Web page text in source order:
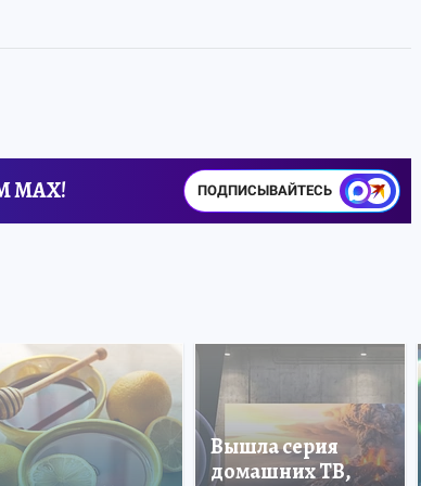
ПОДПИСЫВАЙТЕСЬ
Вышла серия
домашних ТВ,